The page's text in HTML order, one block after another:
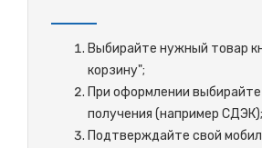
Выбирайте нужный товар
корзину";
При оформлении
получения (например СДЭК);
Подтверждайте свой